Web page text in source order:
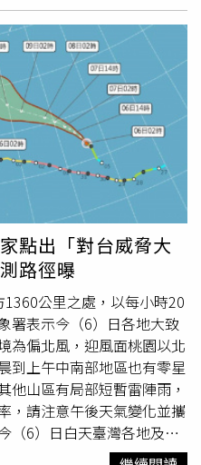
最新觀測，白海豚今天下
公里海面，以每小時約
颱風強度略有減弱，暴風
相當廣，預估明天抵達琉球
方海域通過，下週一朝大陸
近台灣的時段。氣象署表
北調整空間，因此暴風圈是
待持續觀察。若後續路徑略
陸上颱風警報；若維持目前
海上颱風警報。針對後續路
聖宇分析指出，下午2時
，皆顯示白海豚將由台灣北
浙江南部附近登陸；以中
，暴風圈邊緣將驚險掠過北
天發布。本週末受白海豚外
局部大雨、豪雨發生機率。
，雖然陸上颱風警報仍不能
示，白海豚接近台灣期間將
減弱趨勢，暴風圈也可能進
警的機率仍比海警低。他
指出，各預報成員直到週
點出「對台威脅大
路徑曝
公里之處，以每小時20
署表示今（6）日各地大致
為偏北風，迎風面桃園以北
到上午中南部地區也有零星
他山區有局部短暫雷陣雨，
，請注意午後天氣變化並攜
（6）日白天臺灣各地及澎
北、東北部地區及馬祖有零